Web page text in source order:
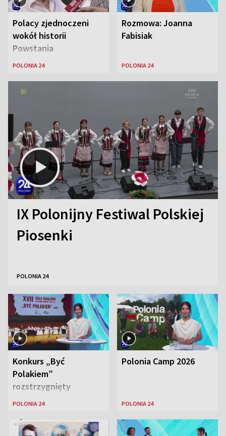
Polacy zjednoczeni
wokół historii
Powstania
Warszawskiego
POLONIA 24
Rozmowa: Joanna
Fabisiak
POLONIA 24
IX Polonijny Festiwal Polskiej
Piosenki
POLONIA 24
Konkurs „Być
Polakiem”
rozstrzygnięty
POLONIA 24
Polonia Camp 2026
POLONIA 24